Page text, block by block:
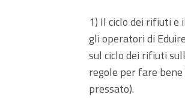
1) Il ciclo dei rifiuti
gli operatori di
sul ciclo dei rifiuti
regole per fare
pressato).